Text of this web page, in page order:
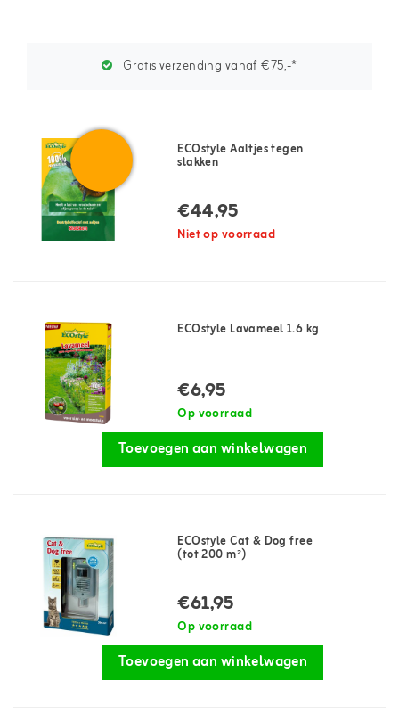
Gratis verzending vanaf €75,-*
ECOstyle Aaltjes tegen
slakken
€44,95
Niet op voorraad
ECOstyle Lavameel 1.6 kg
€6,95
Op voorraad
Toevoegen aan winkelwagen
ECOstyle Cat & Dog free
(tot 200 m²)
€61,95
Op voorraad
Toevoegen aan winkelwagen